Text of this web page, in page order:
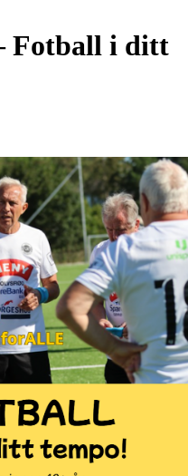
Fotball i ditt